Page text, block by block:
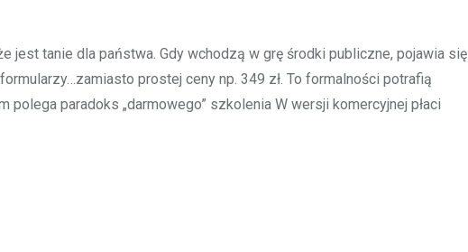
jest tanie dla państwa. Gdy wchodzą w grę środki publiczne, pojawia się
prostej ceny np. 349 zł. To formalności potrafią
paradoks „darmowego” szkolenia W wersji komercyjnej płaci